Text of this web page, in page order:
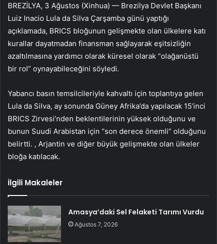
BREZİLYA, 3 Ağustos (Xinhua) — Brezilya Devlet Başkanı
Luiz Inacio Lula da Silva Çarşamba günü yaptığı
açıklamada, BRICS bloğunun gelişmekte olan ülkelere katı
kurallar dayatmadan finansman sağlayarak eşitsizliğin
azaltılmasına yardımcı olarak küresel olarak “olağanüstü
bir rol” oynayabileceğini söyledi.
Yabancı basın temsilcileriyle kahvaltı için toplantıya gelen
Lula da Silva, ay sonunda Güney Afrika’da yapılacak 15’inci
BRICS Zirvesi’nden beklentilerinin yüksek olduğunu ve
bunun Suudi Arabistan için “son derece önemli” olduğunu
belirtti. , Arjantin ve diğer büyük gelişmekte olan ülkeler
bloğa katılacak.
İlgili Makaleler
Amasya’daki Sel Felaketi Tarımı Vurdu
Ağustos 7, 2026